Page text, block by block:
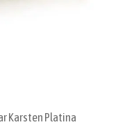
Karsten Platina